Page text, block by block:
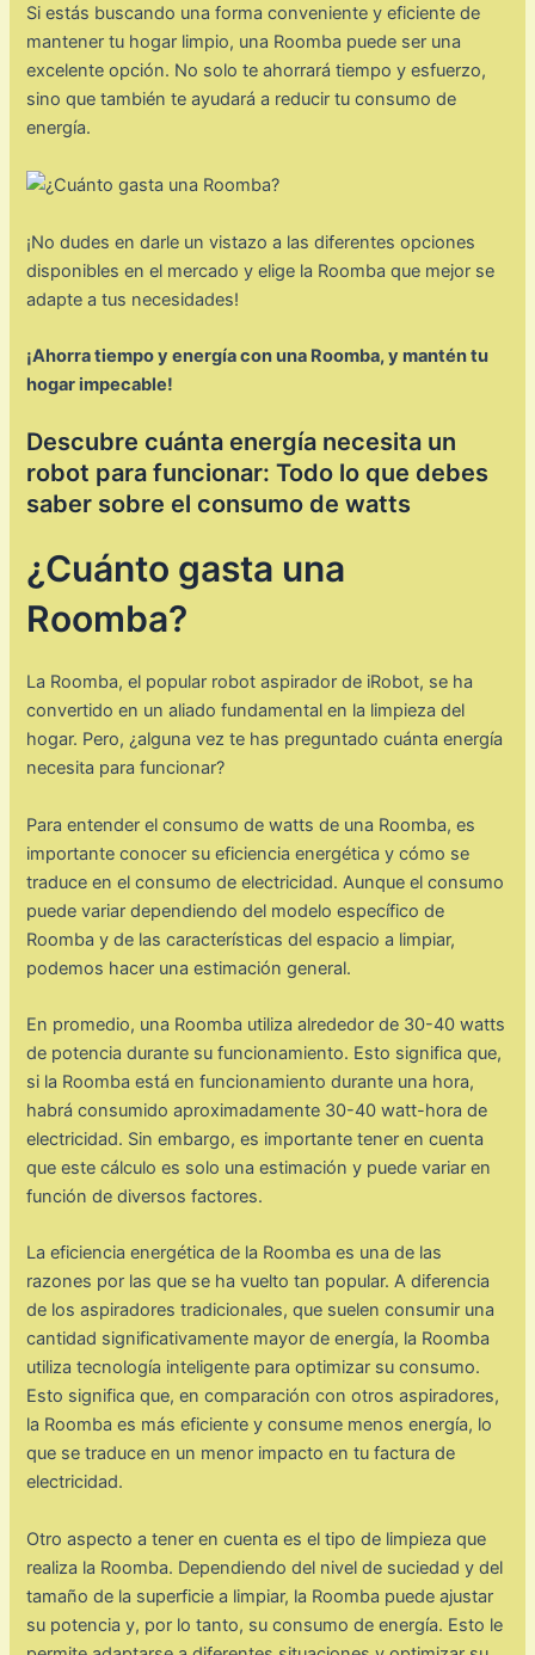
Si estás buscando una forma conveniente y eficiente de
mantener tu hogar limpio, una Roomba puede ser una
excelente opción. No solo te ahorrará tiempo y esfuerzo,
sino que también te ayudará a reducir tu consumo de
energía.
¡No dudes en darle un vistazo a las diferentes opciones
disponibles en el mercado y elige la Roomba que mejor se
adapte a tus necesidades!
¡Ahorra tiempo y energía con una Roomba, y mantén tu
hogar impecable!
Descubre cuánta energía necesita un
robot para funcionar: Todo lo que debes
saber sobre el consumo de watts
¿Cuánto gasta una
Roomba?
La Roomba, el popular robot aspirador de iRobot, se ha
convertido en un aliado fundamental en la limpieza del
hogar. Pero, ¿alguna vez te has preguntado cuánta energía
necesita para funcionar?
Para entender el consumo de watts de una Roomba, es
importante conocer su eficiencia energética y cómo se
traduce en el consumo de electricidad. Aunque el consumo
puede variar dependiendo del modelo específico de
Roomba y de las características del espacio a limpiar,
podemos hacer una estimación general.
En promedio, una Roomba utiliza alrededor de 30-40 watts
de potencia durante su funcionamiento. Esto significa que,
si la Roomba está en funcionamiento durante una hora,
habrá consumido aproximadamente 30-40 watt-hora de
electricidad. Sin embargo, es importante tener en cuenta
que este cálculo es solo una estimación y puede variar en
función de diversos factores.
La eficiencia energética de la Roomba es una de las
razones por las que se ha vuelto tan popular. A diferencia
de los aspiradores tradicionales, que suelen consumir una
cantidad significativamente mayor de energía, la Roomba
utiliza tecnología inteligente para optimizar su consumo.
Esto significa que, en comparación con otros aspiradores,
la Roomba es más eficiente y consume menos energía, lo
que se traduce en un menor impacto en tu factura de
electricidad.
Otro aspecto a tener en cuenta es el tipo de limpieza que
realiza la Roomba. Dependiendo del nivel de suciedad y del
tamaño de la superficie a limpiar, la Roomba puede ajustar
su potencia y, por lo tanto, su consumo de energía. Esto le